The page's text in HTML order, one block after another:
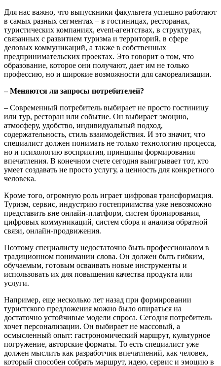
Для нас важно, что выпускники факультета успешно работают
в самых разных сегментах – в гостиницах, ресторанах,
туристических компаниях, event-агентствах, в структурах,
связанных с развитием туризма и территорий, в сфере
деловых коммуникаций, а также в собственных
предпринимательских проектах. Это говорит о том, что
образование, которое они получают, дает им не только
профессию, но и широкие возможности для самореализации.
– Меняются ли запросы потребителей?
– Современный потребитель выбирает не просто гостиницу
или тур, ресторан или событие. Он выбирает эмоцию,
атмосферу, удобство, индивидуальный подход,
содержательность, стиль взаимодействия. И это значит, что
специалист должен понимать не только технологию процесса,
но и психологию восприятия, принципы формирования
впечатления. В конечном счете сегодня выигрывает тот, кто
умеет создавать не просто услугу, а ценность для конкретного
человека.
Кроме того, огромную роль играет цифровая трансформация.
Туризм, сервис, индустрию гостеприимства уже невозможно
представить вне онлайн-платформ, систем бронирования,
цифровых коммуникаций, систем сбора и анализа обратной
связи, онлайн-продвижения.
Поэтому специалисту недостаточно быть профессионалом в
традиционном понимании слова. Он должен быть гибким,
обучаемым, готовым осваивать новые инструменты и
использовать их для повышения качества продукта или
услуги.
Например, еще несколько лет назад при формировании
туристского предложения можно было опираться на
достаточно устойчивые модели спроса. Сегодня потребитель
хочет персонализации. Он выбирает не массовый, а
осмысленный опыт: гастрономический маршрут, культурное
погружение, авторские форматы. То есть специалист уже
должен мыслить как разработчик впечатлений, как человек,
который способен собрать маршрут, идею, сервис и эмоцию в